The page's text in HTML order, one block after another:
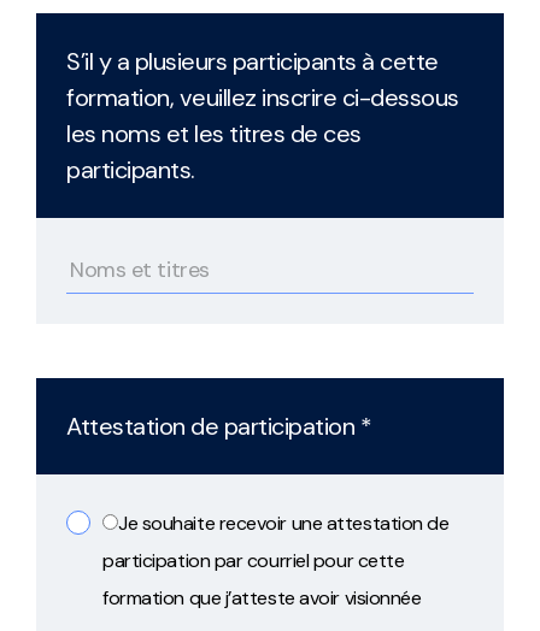
S’il y a plusieurs participants à cette
formation, veuillez inscrire ci-dessous
les noms et les titres de ces
participants.
Attestation de participation *
Je souhaite recevoir une attestation de
participation par courriel pour cette
formation que j’atteste avoir visionnée